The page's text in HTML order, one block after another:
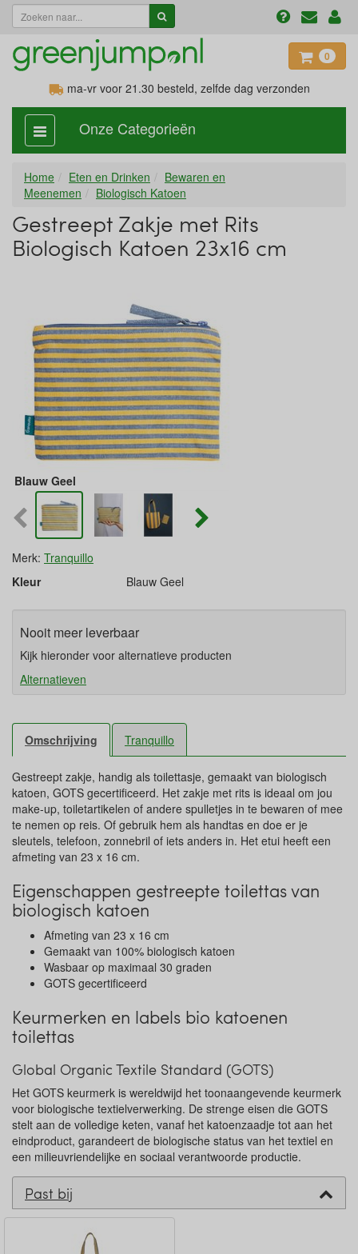
0
ma-vr voor 21.30 besteld, zelfde dag verzonden
categorie
aan,
Onze Categorieën
Home Eten en Drinken
Bewaren en
Meenemen
Biologisch Katoen
Gestreept Zakje met Rits
Biologisch Katoen 23x16 cm
Blauw Geel
Merk: Tranquillo
Kleur
Blauw Geel
Nooit meer leverbaar
Kijk hieronder voor alternatieve producten
Alternatieven
Omschrijving Tranquillo
Gestreept zakje, handig als toilettasje, gemaakt van biologisch
katoen, GOTS gecertificeerd. Het zakje met rits is ideaal om jou
make-up, toiletartikelen of andere spulletjes in te bewaren of mee
te nemen op reis. Of gebruik hem als handtas en doe er je
sleutels, telefoon, zonnebril of iets anders in. Het etui heeft een
afmeting van 23 x 16 cm.
Eigenschappen gestreepte toilettas van
biologisch katoen
Afmeting van 23 x 16 cm
Gemaakt van 100% biologisch katoen
Wasbaar op maximaal 30 graden
GOTS gecertificeerd
Keurmerken en labels bio katoenen
toilettas
Global Organic Textile Standard (GOTS)
Het GOTS keurmerk is wereldwijd het toonaangevende keurmerk
voor biologische textielverwerking. De strenge eisen die GOTS
stelt aan de volledige keten, vanaf het katoenzaadje tot aan het
eindproduct, garandeert de biologische status van het textiel en
een milieuvriendelijke en sociaal verantwoorde productie.
Past bij